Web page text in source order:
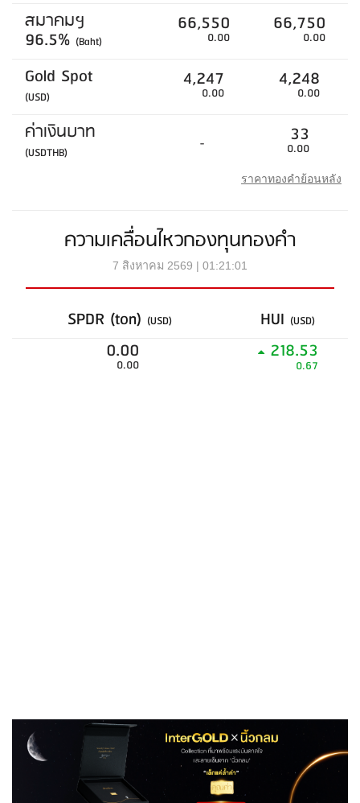
สมาคมฯ
96.5% (Baht)
66,550
0.00
66,750
0.00
Gold Spot
(USD)
4,247
0.00
4,248
0.00
ค่าเงินบาท
(USDTHB) - 33
0.00
ราคาทองคำย้อนหลัง
ความเคลื่อนไหวกองทุนทองคำ
7 สิงหาคม 2569 | 01:21:01
SPDR (ton) (USD) HUI (USD)
0.00
0.00
218.53
0.67